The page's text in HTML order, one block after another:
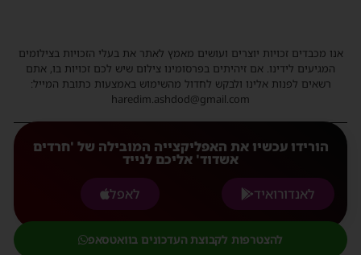
אנו מכבדים זכויות יוצרים ועושים מאמץ לאתר את בעלי הזכויות בצילומים
המגיעים לידינו. אם זיהיתים בפרסומינו צילום שיש לכם זכויות בו, אתם
רשאים לפנות אלינו ולבקש לחדול מהשימוש באמצעות כתובת המייל:
haredim.ashdod@gmail.com
הורידו עכשיו את האפליקצייה המובילה של 'חרדים
אשדוד' אליכם לנייד
לאנדורואיד
לאפל
להצטרפות לקבוצת העדכונים בוואטסאפ